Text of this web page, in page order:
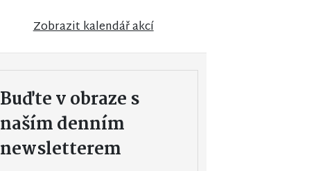
Zobrazit kalendář akcí
Buďte v obraze s
naším denním
newsletterem